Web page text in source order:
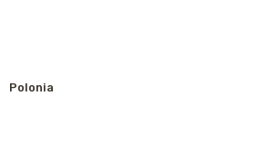
Polonia